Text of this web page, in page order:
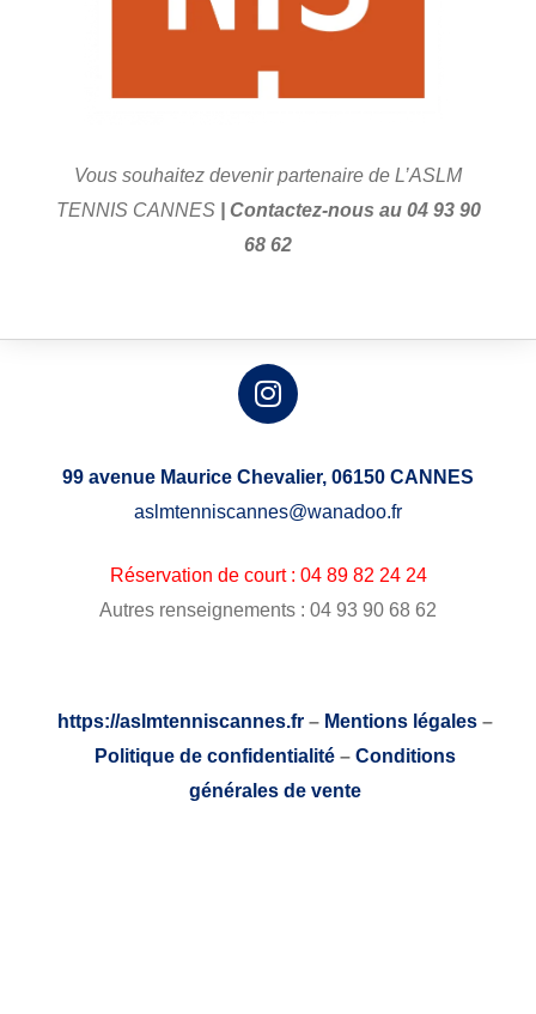
Vous souhaitez devenir partenaire de L’ASLM
TENNIS CANNES| Contactez-nous au 04 93 90
68 62
99 avenue Maurice Chevalier, 06150 CANNES
aslmtenniscannes@wanadoo.fr
Réservation de court : 04 89 82 24 24
Autres renseignements : 04 93 90 68 62
https://aslmtenniscannes.fr – Mentions légales –
Politique de confidentialité – Conditions
générales de vente